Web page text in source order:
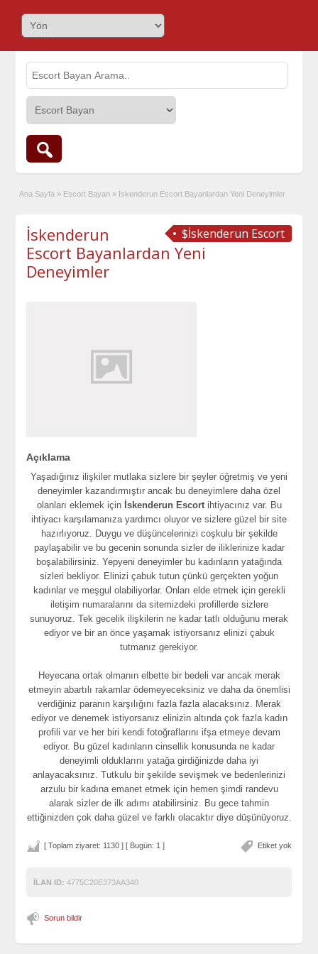
Ana Sayfa » Escort Bayan » İskenderun Escort Bayanlardan Yeni Deneyimler
$İskenderun Escort
İskenderun
Escort Bayanlardan Yeni
Deneyimler
Açıklama
Yaşadığınız ilişkiler mutlaka sizlere bir şeyler öğretmiş ve yeni
deneyimler kazandırmıştır ancak bu deneyimlere daha özel
olanları eklemek için İskenderun Escortihtiyacınız var. Bu
ihtiyacı karşılamanıza yardımcı oluyor ve sizlere güzel bir site
hazırlıyoruz. Duygu ve düşüncelerinizi coşkulu bir şekilde
paylaşabilir ve bu gecenin sonunda sizler de iliklerinize kadar
boşalabilirsiniz. Yepyeni deneyimler bu kadınların yatağında
sizleri bekliyor. Elinizi çabuk tutun çünkü gerçekten yoğun
kadınlar ve meşgul olabiliyorlar. Onları elde etmek için gerekli
iletişim numaralarını da sitemizdeki profillerde sizlere
sunuyoruz. Tek gecelik ilişkilerin ne kadar tatlı olduğunu merak
ediyor ve bir an önce yaşamak istiyorsanız elinizi çabuk
tutmanız gerekiyor.
Heyecana ortak olmanın elbette bir bedeli var ancak merak
etmeyin abartılı rakamlar ödemeyeceksiniz ve daha da önemlisi
verdiğiniz paranın karşılığını fazla fazla alacaksınız. Merak
ediyor ve denemek istiyorsanız elinizin altında çok fazla kadın
profili var ve her biri kendi fotoğraflarını ifşa etmeye devam
ediyor. Bu güzel kadınların cinsellik konusunda ne kadar
deneyimli olduklarını yatağa girdiğinizde daha iyi
anlayacaksınız. Tutkulu bir şekilde sevişmek ve bedenlerinizi
arzulu bir kadına emanet etmek için hemen şimdi randevu
alarak sizler de ilk adımı atabilirsiniz. Bu gece tahmin
ettiğinizden çok daha güzel ve farklı olacaktır diye düşünüyoruz.
Etiket yok
[ Toplam ziyaret: 1130 ] [ Bugün: 1 ]
İLAN ID: 4775C20E373AA340
Sorun bildir